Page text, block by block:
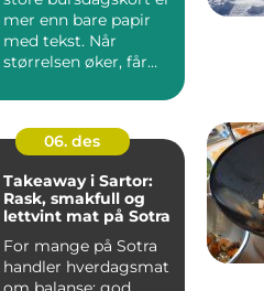
mer enn bare papir
med tekst. Når
størrelsen øker, får
båd...
06. des
Takeaway i Sartor:
Rask, smakfull og
lettvint mat på Sotra
For mange på Sotra
handler hverdagsmat